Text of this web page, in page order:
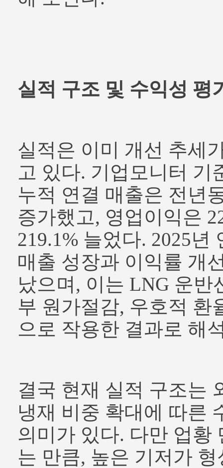
실적 구조 및 수익성 평
실적은 이미 개선 추세
고 있다. 기업모니터 기
누적 연결 매출은 전년
증가했고, 영업이익은
219.1% 늘었다. 2025년
매출 성장과 이익률 개
났으며, 이는 LNG 운반
부 원가절감, 우호적 환
으로 작용한 결과로 해
결국 현재 실적 구조는
냉재 비중 확대에 따른
의미가 있다. 다만 업황
는 만큼, 높은 기저가